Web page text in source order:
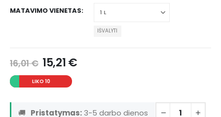
MATAVIMO VIENETAS
IŠVALYTI
16,01€ 15,21€
LIKO 10
🚚 Pristatymas: 3-5 darbo dienos